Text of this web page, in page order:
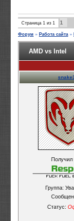
Страница 1 из 1 1
Форум » Работа сайта »
AMD vs Intel
Получил
Группа:
Статус: